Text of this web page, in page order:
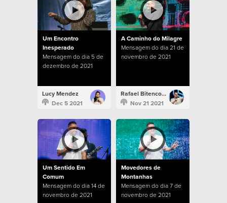
Um Encontro
Inesperado
Mensagem do dia 5 de
dezembro de 2021
Lucy Mendez
Dec 5 2021
A Caminho do Milagre
Mensagem do dia 21 de
novembro de 2021
Rafael Bitencourt
Nov 21 2021
Um Sentido Em
Comum
Mensagem do dia 14 de
novembro de 2021
Movedores de
Montanhas
Mensagem do dia 7 de
novembro de 2021